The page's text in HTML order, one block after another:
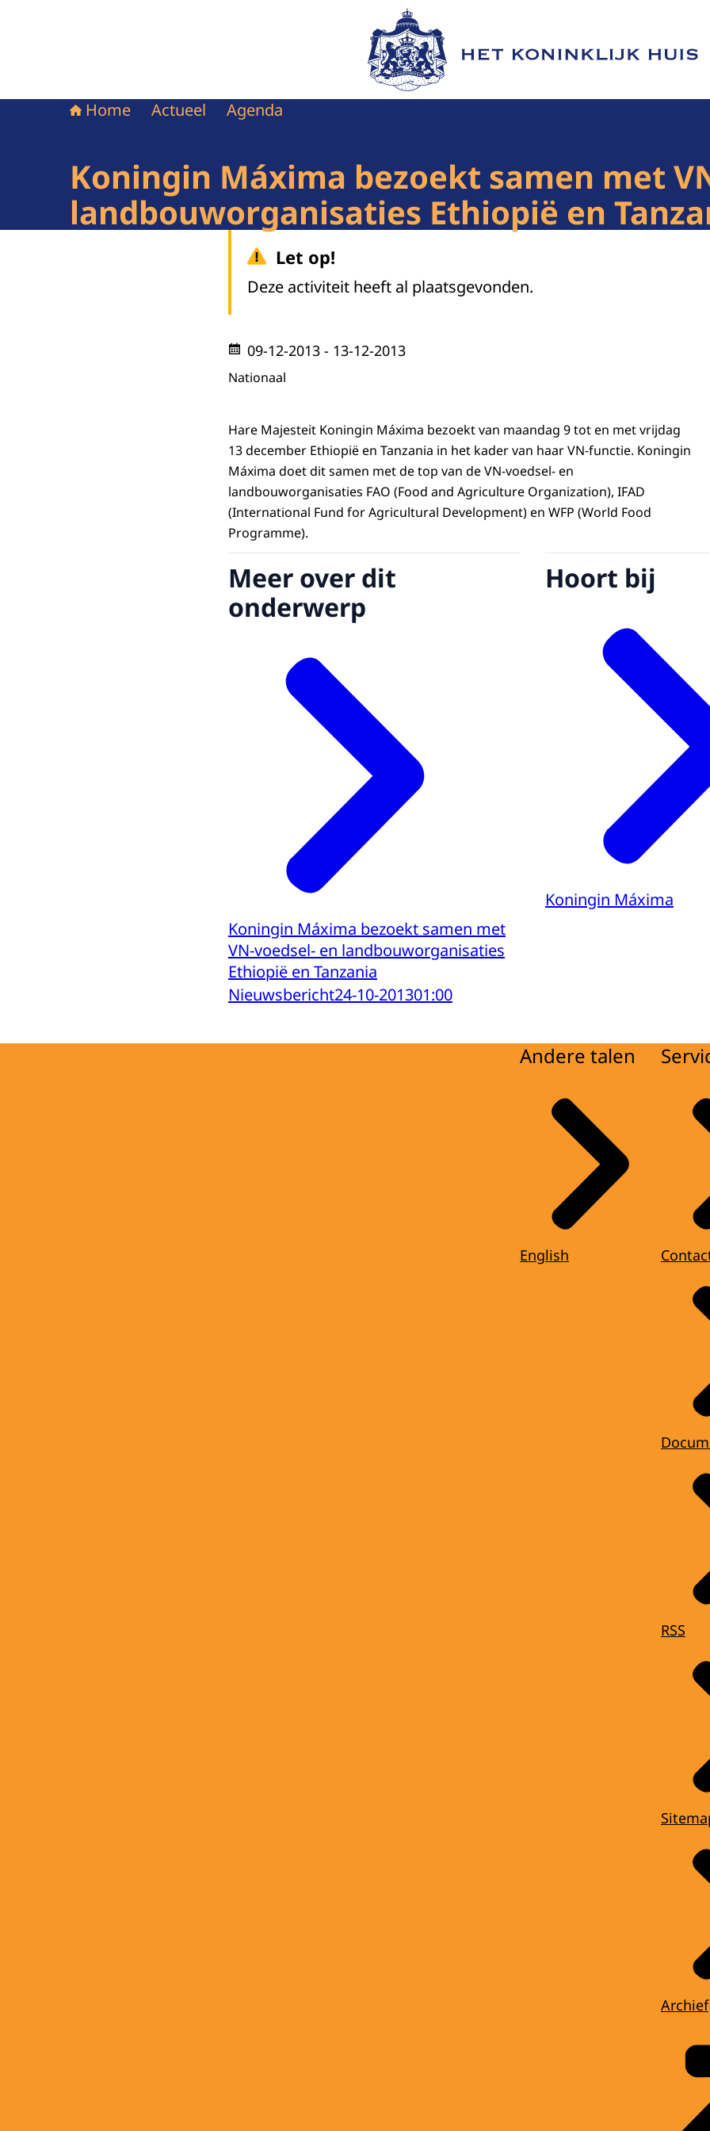
Naar de homepage van Het Koninklijk Huis
Home Actueel Agenda
Koningin Máxima bezoekt samen met
landbouworganisaties Ethiopië en
Let op!
Deze activiteit heeft al plaatsgevonden.
09-12-2013 - 13-12-2013
Nationaal
Hare Majesteit Koningin Máxima bezoekt van maandag 9 tot en met vrijdag
13 december Ethiopië en Tanzania in het kader van haar VN-functie. Koningin
Máxima doet dit samen met de top van de VN-voedsel- en
landbouworganisaties FAO (Food and Agriculture Organization), IFAD
(International Fund for Agricultural Development) en WFP (World Food
Programme).
Meer over dit
onderwerp
Koningin Máxima bezoekt samen met
VN-voedsel- en landbouworganisaties
Ethiopië en Tanzania
Nieuwsbericht24-10-201301:00
Hoort bij
Koningin Máxima
Andere talen
English
RSS
Archief